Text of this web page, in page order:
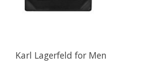
Karl Lagerfeld for Men